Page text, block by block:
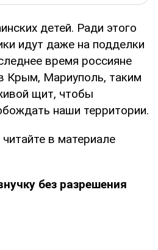
детей. Ради этого
идут даже на подделки
время россияне
Крым, Мариуполь, таким
щит, чтобы
наши территории.
в материале
без разрешения